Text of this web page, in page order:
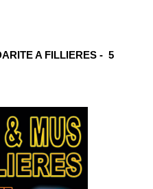
A FILLIERES - 5